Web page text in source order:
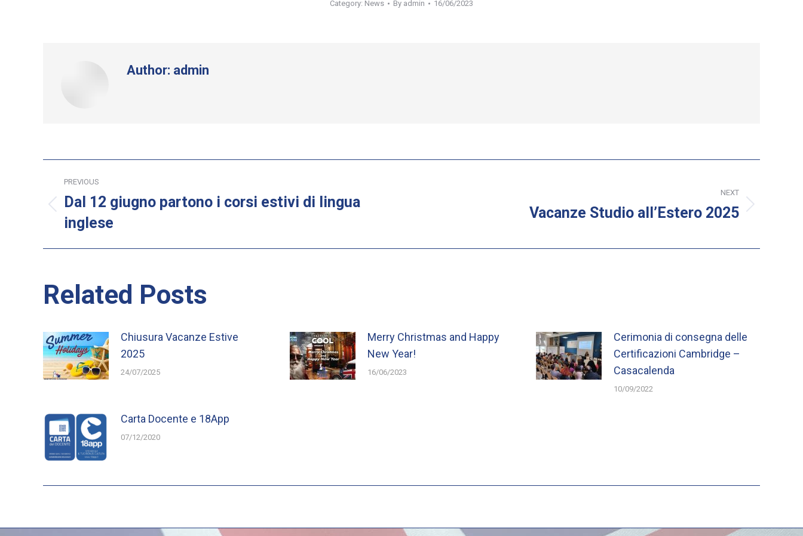
Category: News By admin 16/06/2023
Author: admin
Post
navigation
PREVIOUS
Previous
post:
Dal 12 giugno partono i corsi estivi di lingua
inglese
NEXT
Vacanze Studio all’Estero 2025
Related Posts
Chiusura Vacanze Estive
2025
24/07/2025
Merry Christmas and Happy
New Year!
16/06/2023
Cerimonia di consegna delle
Certificazioni Cambridge –
Casacalenda
10/09/2022
Carta Docente e 18App
07/12/2020